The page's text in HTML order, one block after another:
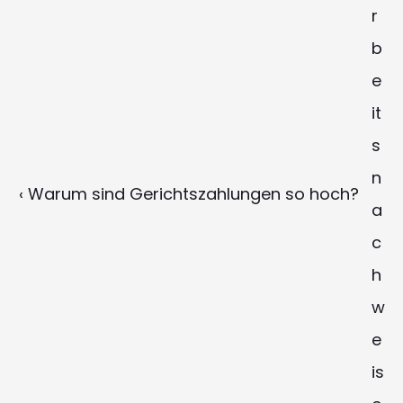
‹ Warum sind Gerichtszahlungen so hoch?
r
b
e
it
s
n
a
c
h
w
e
is